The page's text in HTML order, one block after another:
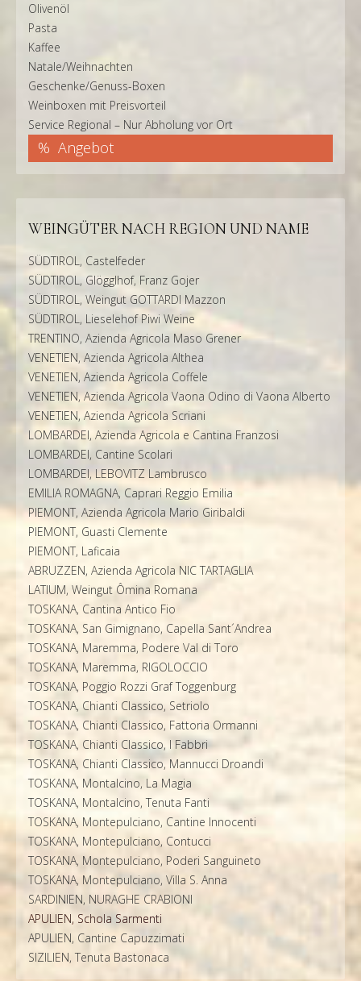
Olivenöl
Pasta
Kaffee
Natale/Weihnachten
Geschenke/Genuss-Boxen
Weinboxen mit Preisvorteil
Service Regional – Nur Abholung vor Ort
Angebot
WEINGÜTER NACH REGION UND NAME
SÜDTIROL, Castelfeder
SÜDTIROL, Glögglhof, Franz Gojer
SÜDTIROL, Weingut GOTTARDI Mazzon
SÜDTIROL, Lieselehof Piwi Weine
TRENTINO, Azienda Agricola Maso Grener
VENETIEN, Azienda Agricola Althea
VENETIEN, Azienda Agricola Coffele
VENETIEN, Azienda Agricola Vaona Odino di Vaona Alberto
VENETIEN, Azienda Agricola Scriani
LOMBARDEI, Azienda Agricola e Cantina Franzosi
LOMBARDEI, Cantine Scolari
LOMBARDEI, LEBOVITZ Lambrusco
EMILIA ROMAGNA, Caprari Reggio Emilia
PIEMONT, Azienda Agricola Mario Giribaldi
PIEMONT, Guasti Clemente
PIEMONT, Laficaia
ABRUZZEN, Azienda Agricola NIC TARTAGLIA
LATIUM, Weingut Ômina Romana
TOSKANA, Cantina Antico Fio
TOSKANA, San Gimignano, Capella Sant´Andrea
TOSKANA, Maremma, Podere Val di Toro
TOSKANA, Maremma, RIGOLOCCIO
TOSKANA, Poggio Rozzi Graf Toggenburg
TOSKANA, Chianti Classico, Setriolo
TOSKANA, Chianti Classico, Fattoria Ormanni
TOSKANA, Chianti Classico, I Fabbri
TOSKANA, Chianti Classico, Mannucci Droandi
TOSKANA, Montalcino, La Magia
TOSKANA, Montalcino, Tenuta Fanti
TOSKANA, Montepulciano, Cantine Innocenti
TOSKANA, Montepulciano, Contucci
TOSKANA, Montepulciano, Poderi Sanguineto
TOSKANA, Montepulciano, Villa S. Anna
SARDINIEN, NURAGHE CRABIONI
APULIEN, Schola Sarmenti
APULIEN, Cantine Capuzzimati
SIZILIEN, Tenuta Bastonaca